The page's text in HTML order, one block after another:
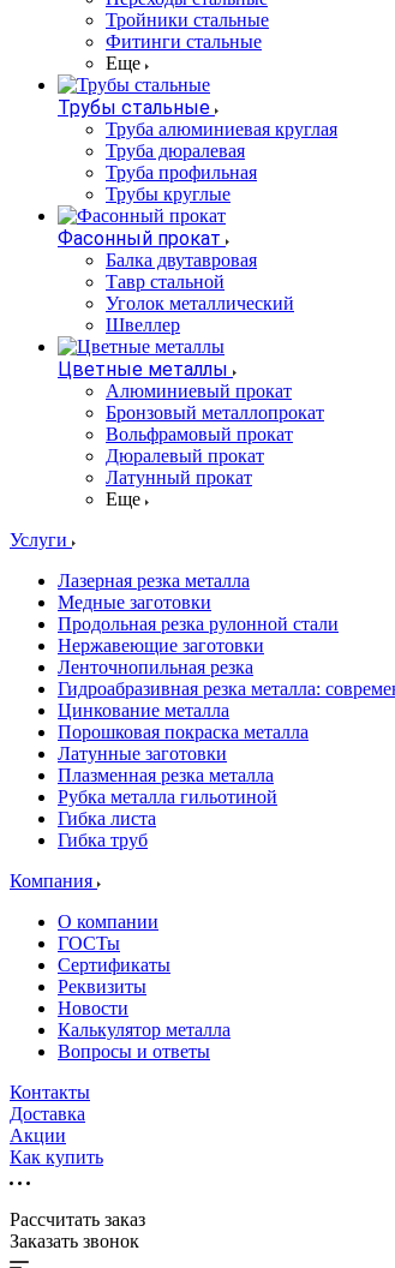
Тройники стальные
Фитинги стальные
Еще
Трубы стальные
Труба алюминиевая круглая
Труба дюралевая
Труба профильная
Трубы круглые
Фасонный прокат
Балка двутавровая
Тавр стальной
Уголок металлический
Швеллер
Цветные металлы
Алюминиевый прокат
Бронзовый металлопрокат
Вольфрамовый прокат
Дюралевый прокат
Латунный прокат
Еще
Услуги
Лазерная резка металла
Медные заготовки
Продольная резка рулонной стали
Нержавеющие заготовки
Ленточнопильная резка
Гидроабразивная резка металла:
Цинкование металла
Порошковая покраска металла
Латунные заготовки
Плазменная резка металла
Рубка металла гильотиной
Гибка листа
Гибка труб
Компания
О компании
ГОСТы
Сертификаты
Реквизиты
Новости
Калькулятор металла
Вопросы и ответы
Контакты
Доставка
Акции
Как купить
Рассчитать заказ
Заказать звонок